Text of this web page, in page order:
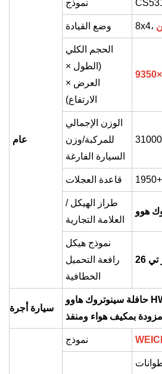
عام
نموذج
وضع القيادة 8x4،
الحجم الكلي
(الطول ×
العرض ×
الارتفاع)
الوزن الإجمالي
للمركبة/وزن
السيارة الفارغة
قاعدة العجلات
طراز الهيكل /
العلامة التجارية
هوو
نموذج هيكل
رافعة التحميل
الخطافية
26
سيارة أجرة
حافلة سينوتروك هاوو HW76، صف ونصف،
نموذج